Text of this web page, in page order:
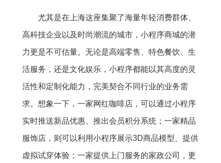
尤其是在上海这座集聚了海量年轻消费群体、
高科技企业以及时尚潮流的城市，小程序商城的潜
力更是不可估量。无论是高端零售、特色餐饮、生
活服务，还是文化娱乐，小程序都能以其高度的灵
活性和定制化能力，完美契合不同行业的业务需
求。想象一下，一家网红咖啡店，可以通过小程序
实时推送新品优惠、推出会员积分系统；一家精品
服饰店，则可以利用小程序展示3D商品模型、提供
虚拟试穿体验；一家提供上门服务的家政公司，更